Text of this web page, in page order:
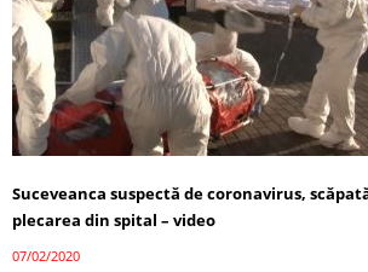
Suceveanca suspectă de coronavirus,
plecarea din spital – video
07/02/2020